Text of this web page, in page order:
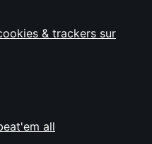
& trackers sur
all